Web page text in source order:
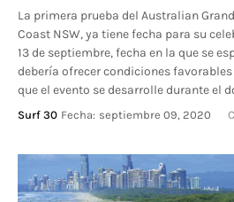
La primera prueba del Australian
Coast NSW, ya tiene fecha para su
13 de septiembre, fecha en la que se
debería ofrecer condiciones
que el evento se desarrolle durante el
Surf 30 Fecha: septiembre 09, 2020